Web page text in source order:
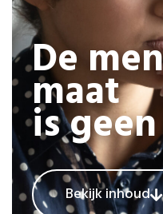
De
maat
is
Bekijk inhoud